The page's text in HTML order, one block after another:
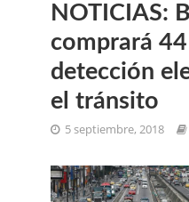
NOTICIAS:
comprará
detección
el tránsito
5 septiembre, 2018